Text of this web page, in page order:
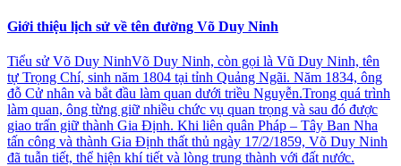
Giới thiệu lịch sử về tên đường Võ Duy Ninh
Tiểu sử Võ Duy NinhVõ Duy Ninh, còn gọi là Vũ Duy Ninh, tên
tự Trọng Chí, sinh năm 1804 tại tỉnh Quảng Ngãi. Năm 1834, ông
đỗ Cử nhân và bắt đầu làm quan dưới triều Nguyễn.Trong quá trình
làm quan, ông từng giữ nhiều chức vụ quan trọng và sau đó được
giao trấn giữ thành Gia Định. Khi liên quân Pháp – Tây Ban Nha
tấn công và thành Gia Định thất thủ ngày 17/2/1859, Võ Duy Ninh
đã tuẫn tiết, thể hiện khí tiết và lòng trung thành với đất nước.